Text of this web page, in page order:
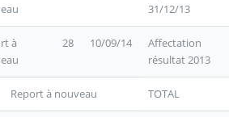
31/12/13
à
28 10/09/14
Affectation
résultat 2013
Report à nouveau TOTAL